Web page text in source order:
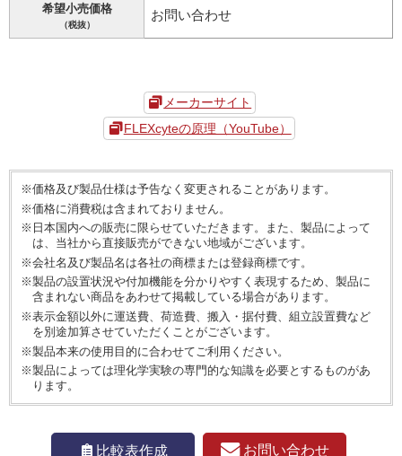
希望小売価格
（税抜）
お問い合わせ
メーカーサイト
FLEXcyteの原理（YouTube）
※価格及び製品仕様は予告なく変更されることがあります。
※価格に消費税は含まれておりません。
※日本国内への販売に限らせていただきます。また、製品によって
は、当社から直接販売ができない地域がございます。
※会社名及び製品名は各社の商標または登録商標です。
※製品の設置状況や付加機能を分かりやすく表現するため、製品に
含まれない商品をあわせて掲載している場合があります。
※表示金額以外に運送費、荷造費、搬入・据付費、組立設置費など
を別途加算させていただくことがございます。
※製品本来の使用目的に合わせてご利用ください。
※製品によっては理化学実験の専門的な知識を必要とするものがあ
ります。
比較表作成 お問い合わせ